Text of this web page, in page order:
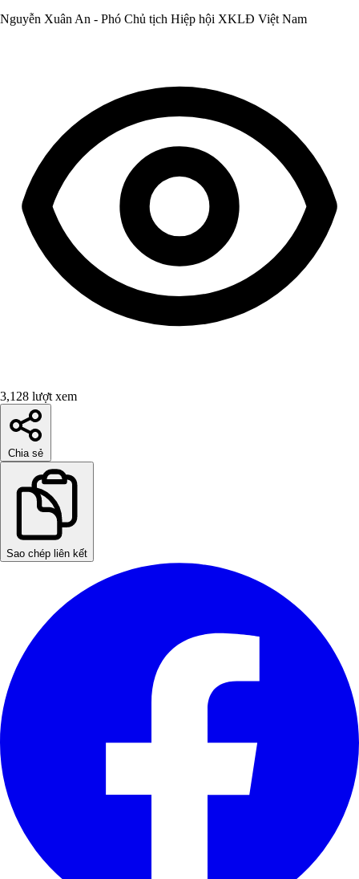
Nguyễn Xuân An - Phó Chủ tịch Hiệp hội XKLĐ Việt Nam
3,128 lượt xem
Chia sẻ
Sao chép liên kết